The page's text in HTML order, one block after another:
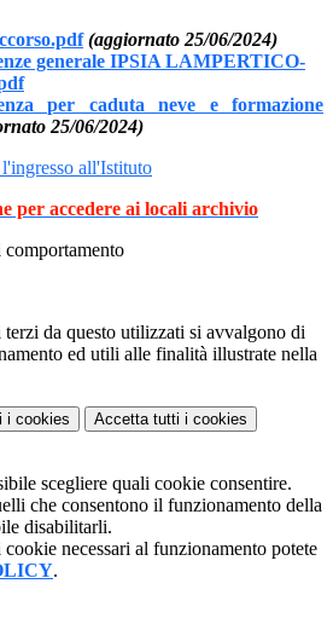
(aggiornato 25/06/2024)
generale IPSIA LAMPERTICO-
per caduta neve e formazione
25/06/2024)
all'Istituto
per accedere ai locali archivio
da questo utilizzati si avvalgono di
ed utili alle finalità illustrate nella
i cookies Accetta tutti i cookies
scegliere quali cookie consentire.
che consentono il funzionamento della
disabilitarli.
necessari al funzionamento potete
.